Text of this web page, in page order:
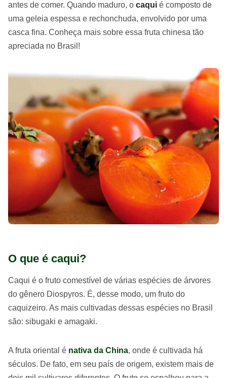
antes de comer. Quando maduro, o caqui é composto de
uma geleia espessa e rechonchuda, envolvido por uma
casca fina. Conheça mais sobre essa fruta chinesa tão
apreciada no Brasil!
O que é caqui?
Caqui é o fruto comestível de várias espécies de árvores
do gênero Diospyros. É, desse modo, um fruto do
caquizeiro. As mais cultivadas dessas espécies no Brasil
são: sibugaki e amagaki.
A fruta oriental é nativa da China, onde é cultivada há
séculos. De fato, em seu país de origem, existem mais de